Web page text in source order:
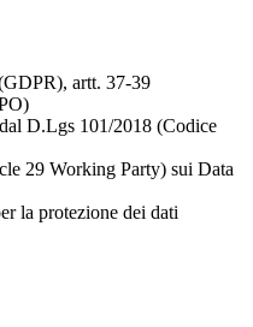
artt. 37-39
D.Lgs 101/2018 (Codice
29 Working Party) sui Data
la protezione dei dati